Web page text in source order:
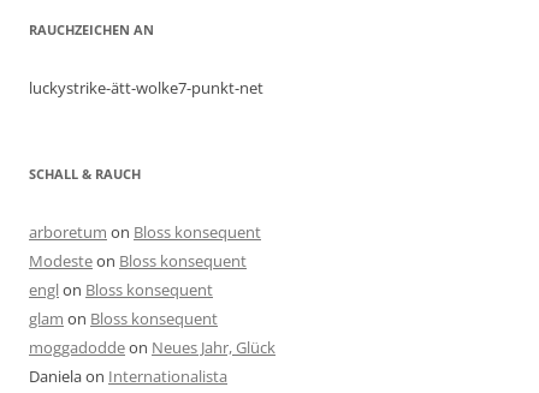
RAUCHZEICHEN AN
luckystrike-ätt-wolke7-punkt-net
SCHALL & RAUCH
arboretum on Bloss konsequent
Modesteon Bloss konsequent
englon Bloss konsequent
glam on Bloss konsequent
moggadoddeon Neues Jahr, Glück
Danielaon Internationalista